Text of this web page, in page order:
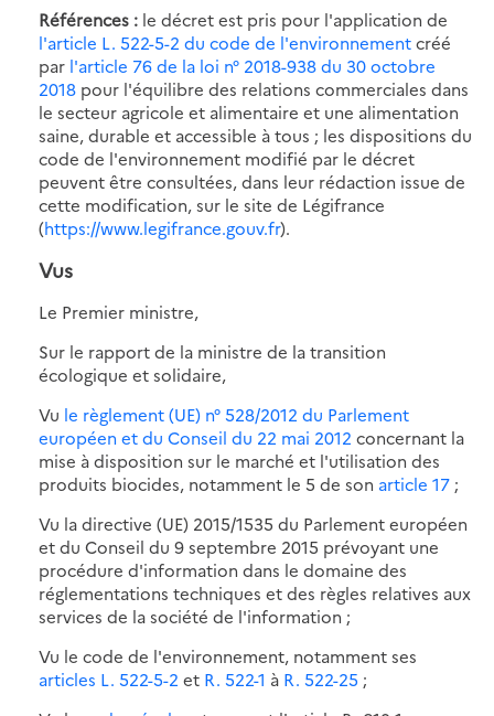
Références : le décret est pris pour l'application de
l'article L. 522-5-2 du code de l'environnementcréé
par l'article 76 de la loi n° 2018-938 du 30 octobre
2018 pour l'équilibre des relations commerciales dans
le secteur agricole et alimentaire et une alimentation
saine, durable et accessible à tous ; les dispositions du
code de l'environnement modifié par le décret
peuvent être consultées, dans leur rédaction issue de
cette modification, sur le site de Légifrance
(https://www.legifrance.gouv.fr).
Vus
Le Premier ministre,
Sur le rapport de la ministre de la transition
écologique et solidaire,
Vu le règlement (UE) n° 528/2012 du Parlement
européen et du Conseil du 22 mai 2012 concernant la
mise à disposition sur le marché et l'utilisation des
produits biocides, notamment le 5 de son article 17 ;
Vu la directive (UE) 2015/1535 du Parlement européen
et du Conseil du 9 septembre 2015 prévoyant une
procédure d'information dans le domaine des
réglementations techniques et des règles relatives aux
services de la société de l'information ;
Vu le code de l'environnement, notamment ses
articles L. 522-5-2 et R. 522-1 à R. 522-25 ;